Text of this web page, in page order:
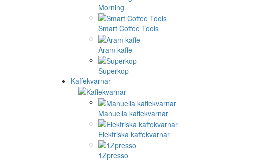
Morning
Smart Coffee Tools
Aram kaffe
Superkop
Kaffekvarnar
Manuella kaffekvarnar
Elektriska kaffekvarnar
1Zpresso